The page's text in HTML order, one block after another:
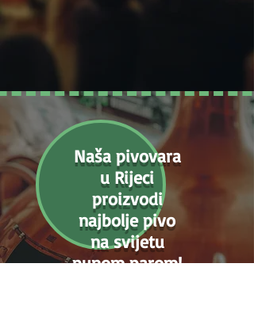
Naša pivovara
u Rijeci
proizvodi
najbolje pivo
na svijetu
punom parom!